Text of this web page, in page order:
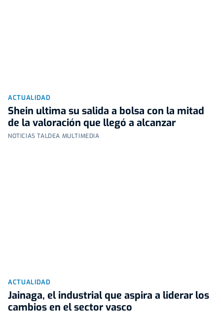
ACTUALIDAD
Shein ultima su salida a bolsa con la mitad
de la valoración que llegó a alcanzar
NOTICIAS TALDEA MULTIMEDIA
ACTUALIDAD
Jainaga, el industrial que aspira a liderar los
cambios en el sector vasco